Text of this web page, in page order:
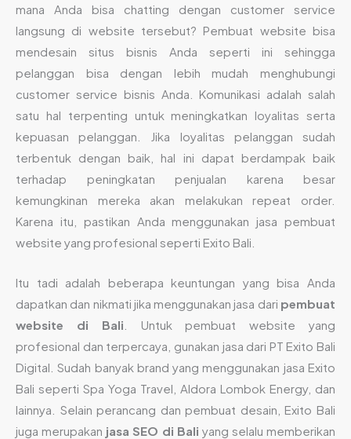
mana Anda bisa chatting dengan customer service
langsung di website tersebut? Pembuat website bisa
mendesain situs bisnis Anda seperti ini sehingga
pelanggan bisa dengan lebih mudah menghubungi
customer service bisnis Anda. Komunikasi adalah salah
satu hal terpenting untuk meningkatkan loyalitas serta
kepuasan pelanggan. Jika loyalitas pelanggan sudah
terbentuk dengan baik, hal ini dapat berdampak baik
terhadap peningkatan penjualan karena besar
kemungkinan mereka akan melakukan repeat order.
Karena itu, pastikan Anda menggunakan jasa pembuat
website yang profesional seperti Exito Bali.
Itu tadi adalah beberapa keuntungan yang bisa Anda
dapatkan dan nikmati jika menggunakan jasa dari pembuat
website di Bali . Untuk pembuat website yang
profesional dan terpercaya, gunakan jasa dari PT Exito Bali
Digital. Sudah banyak brand yang menggunakan jasa Exito
Bali seperti Spa Yoga Travel, Aldora Lombok Energy, dan
lainnya. Selain perancang dan pembuat desain, Exito Bali
juga merupakan jasa SEO di Bali yang selalu memberikan